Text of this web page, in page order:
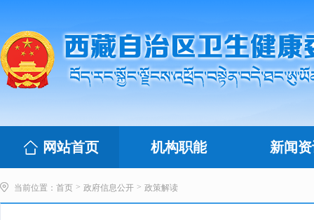
网站首页 机构职能 新闻
当前位置： 首页 > 政府信息公开 > 政策解读